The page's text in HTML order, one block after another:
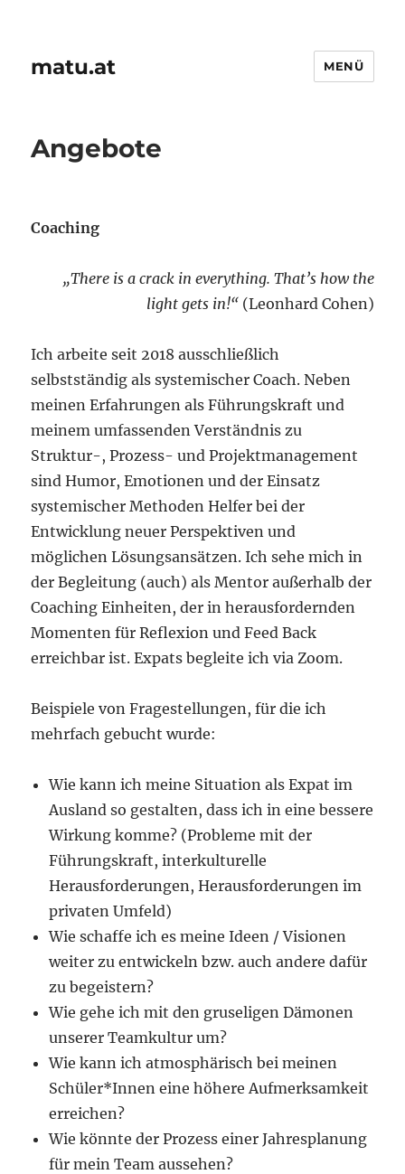
matu.at MENÜ
Angebote
Coaching
„There is a crack in everything. That’s how the
light gets in!“(Leonhard Cohen)
Ich arbeite seit 2018 ausschließlich
selbstständig als systemischer Coach. Neben
meinen Erfahrungen als Führungskraft und
meinem umfassenden Verständnis zu
Struktur-, Prozess- und Projektmanagement
sind Humor, Emotionen und der Einsatz
systemischer Methoden Helfer bei der
Entwicklung neuer Perspektiven und
möglichen Lösungsansätzen. Ich sehe mich in
der Begleitung (auch) als Mentor außerhalb der
Coaching Einheiten, der in herausfordernden
Momenten für Reflexion und Feed Back
erreichbar ist. Expats begleite ich via Zoom.
Beispiele von Fragestellungen, für die ich
mehrfach gebucht wurde:
Wie kann ich meine Situation als Expat im
Ausland so gestalten, dass ich in eine bessere
Wirkung komme? (Probleme mit der
Führungskraft, interkulturelle
Herausforderungen, Herausforderungen im
privaten Umfeld)
Wie schaffe ich es meine Ideen / Visionen
weiter zu entwickeln bzw. auch andere dafür
zu begeistern?
Wie gehe ich mit den gruseligen Dämonen
unserer Teamkultur um?
Wie kann ich atmosphärisch bei meinen
Schüler*Innen eine höhere Aufmerksamkeit
erreichen?
Wie könnte der Prozess einer Jahresplanung
für mein Team aussehen?